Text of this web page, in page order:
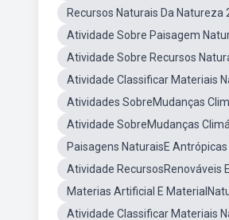
Recursos Naturais Da
Atividade Sobre Paisagem
Atividade Sobre Recursos
Atividade Classificar Materiais
Atividades SobreMudanças
Atividade SobreMudanças
Paisagens NaturaisE
Atividade RecursosRenováveis
Materias Artificial E
Atividade Classificar Materiais